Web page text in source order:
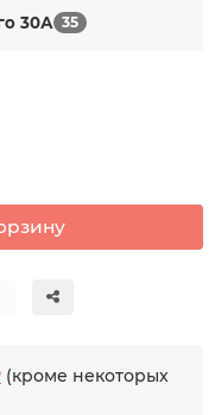
30А 35
(кроме некоторых